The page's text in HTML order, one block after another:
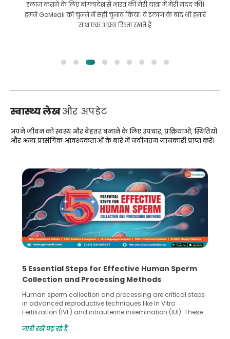
इलाज कराने के लिए बांग्लादेश से भारत की मेरी यात्रा में मेरी मदद की।
हमने GoMedii को चुनने में सही चुनाव किया। वे इलाज के बाद भी हमारे
साथ एक अच्छा रिश्ता रखते हैं
स्वास्थ्य लेखऔर अपडेट
अपने जीवन को स्वस्थ और बेहतर बनाने के लिए उपचार, प्रक्रियाओं, स्थितियों
और अन्य प्रासंगिक आवश्यकताओं के बारे में नवीनतम जानकारी प्राप्त करें।
5 Essential Steps for Effective Human Sperm
Collection and Processing Methods
Human sperm collection and processing are critical steps
in advanced reproductive techniques like In Vitro
Fertilization (IVF) and intrauterine insemination (IUI). These
challenges and help couples achieve their dream of
जारी रखें पढ़ रहे हैं